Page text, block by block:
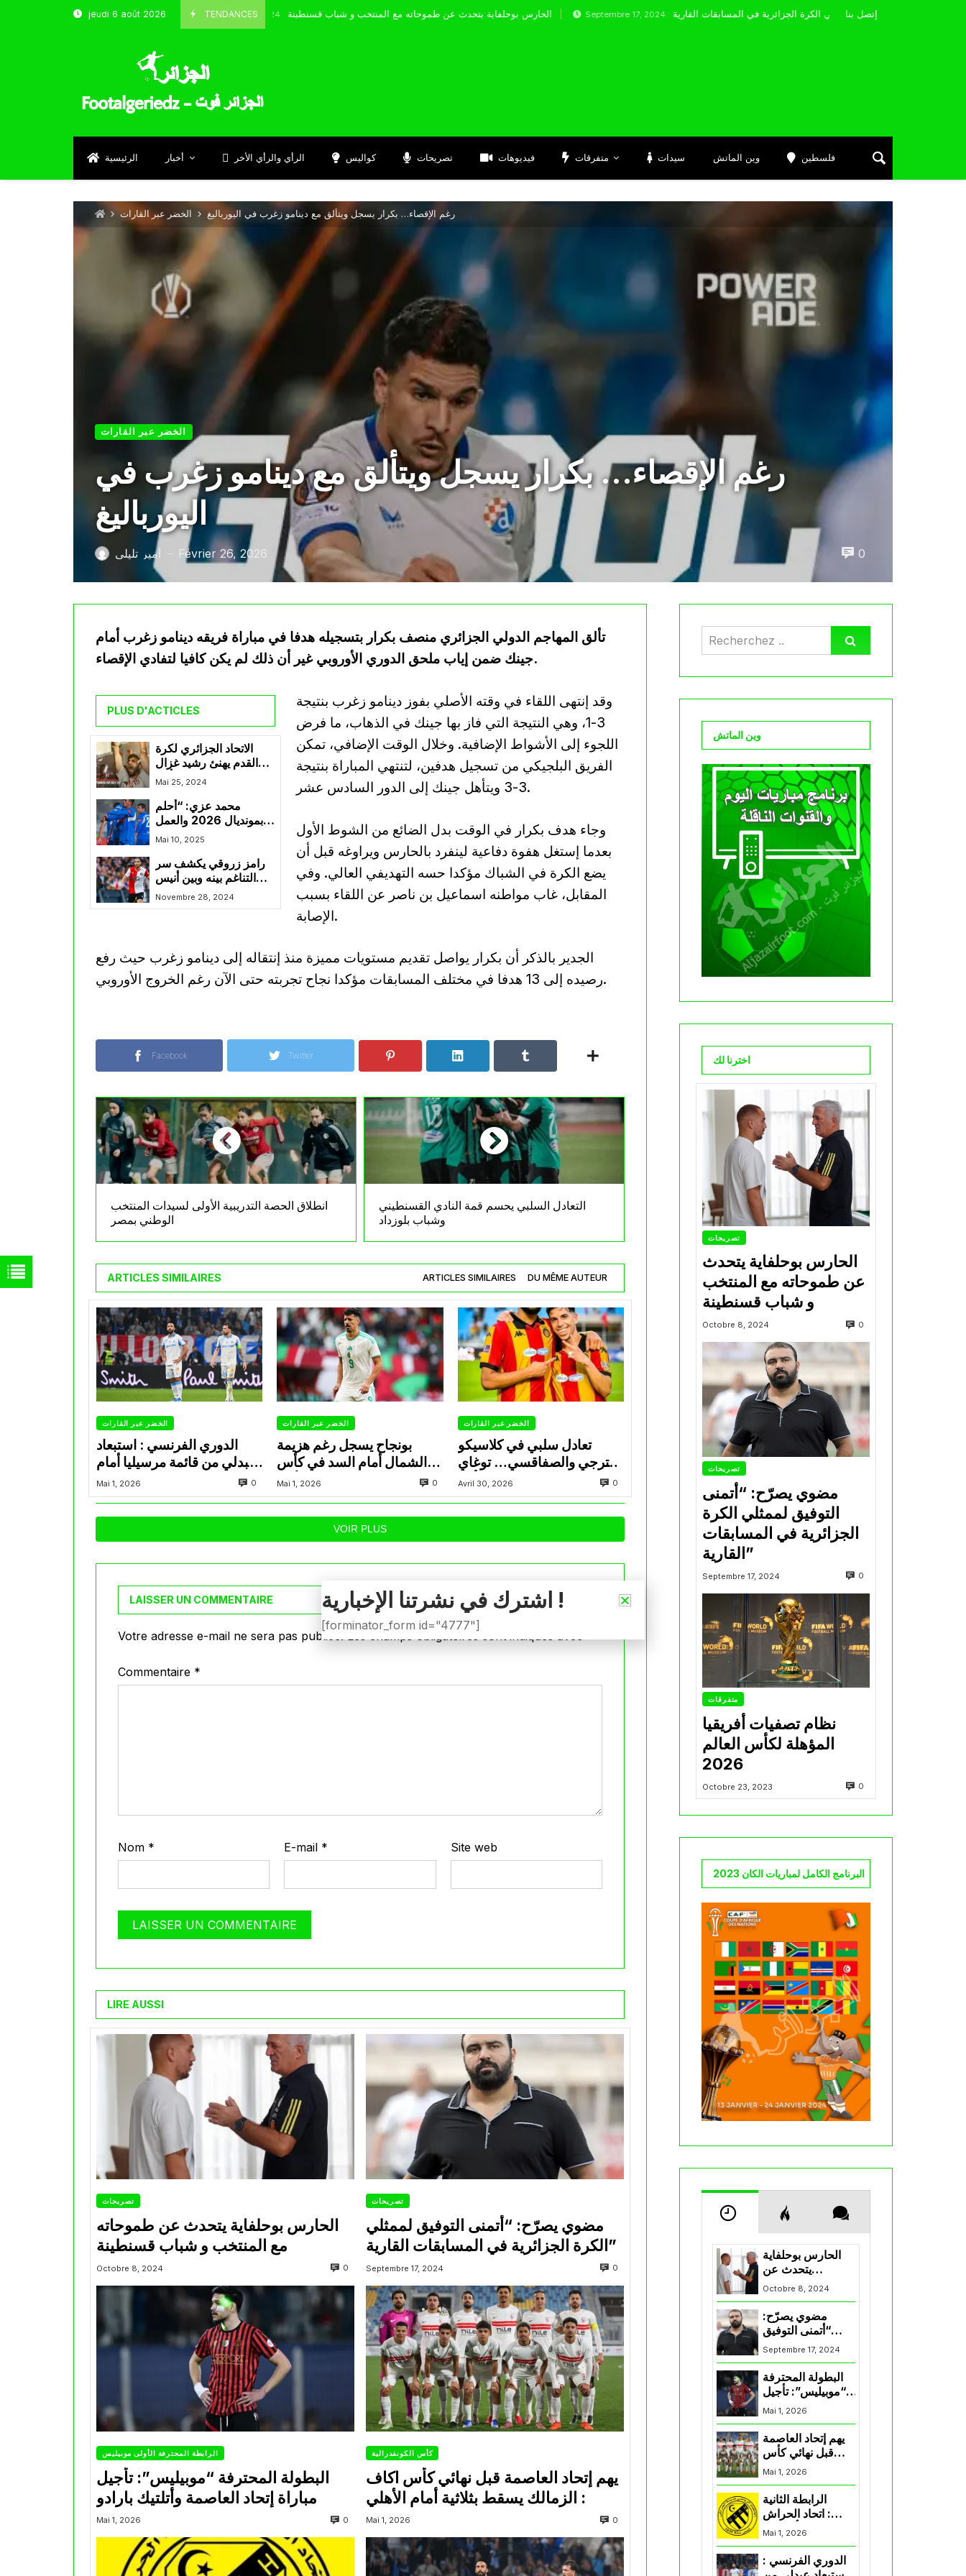
jeudi 6 août 2026 TENDANCES
Octobre 8, 2024 الحارس بوحلفاية يتحدث عن طموحاته مع المنتخب و شباب قسنطينة Septembre 17, 2024 إتصل بنا
الرئيسية أخبار الرأي والرأي الأخر كواليس تصريحات فيديوهات متفرقات سيدات وين الماتش فلسطين
الخضر عبر القارات رغم الإقصاء… بكرار يسجل ويتألق مع دينامو زغرب في اليورباليغ
الخضر عبر القارات
رغم الإقصاء… بكرار يسجل ويتألق مع دينامو زغرب في
اليورباليغ
أمير تليلي — Février 26, 2026 0
تألق المهاجم الدولي الجزائري منصف بكرار بتسجيله هدفا في مباراة فريقه دينامو زغرب أمام
جينك ضمن إياب ملحق الدوري الأوروبي غير أن ذلك لم يكن كافيا لتفادي الإقصاء.
PLUS D'ACTICLES
الاتحاد الجزائري لكرة
القدم يهنئ رشيد غزال
بمناسبة تتويجه بكأس
Mai 25, 2024
محمد عزي: “أحلم
بمونديال 2026 والعمل
في روسيا طريق
Mai 10, 2025
رامز زروقي يكشف سر
التناغم بينه وبين أنيس
حاج موسى في فينورد
Novembre 28, 2024
وقد إنتهى اللقاء في وقته الأصلي بفوز دينامو زغرب بنتيجة
3-1، وهي النتيجة التي فاز بها جينك في الذهاب، ما فرض
اللجوء إلى الأشواط الإضافية. وخلال الوقت الإضافي، تمكن
الفريق البلجيكي من تسجيل هدفين، لتنتهي المباراة بنتيجة
3-3 ويتأهل جينك إلى الدور السادس عشر.
وجاء هدف بكرار في الوقت بدل الضائع من الشوط الأول
بعدما إستغل هفوة دفاعية لينفرد بالحارس ويراوغه قبل أن
يضع الكرة في الشباك مؤكدا حسه التهديفي العالي. وفي
المقابل، غاب مواطنه اسماعيل بن ناصر عن اللقاء بسبب
الإصابة.
الجدير بالذكر أن بكرار يواصل تقديم مستويات مميزة منذ إنتقاله إلى دينامو زغرب حيث رفع
رصيده إلى 13 هدفا في مختلف المسابقات مؤكدا نجاح تجربته حتى الآن رغم الخروج الأوروبي.
Facebook Twitter
انطلاق الحصة التدريبية الأولى لسيدات المنتخب
الوطني بمصر
التعادل السلبي يحسم قمة النادي القسنطيني
وشباب بلوزداد
ARTICLES SIMILAIRES ARTICLES SIMILAIRES DU MÊME AUTEUR
الخضر عبر القارات
الدوري الفرنسي : استبعاد
عبدلي من قائمة مرسيليا أمام
نانت
Mai 1, 2026 0
الخضر عبر القارات
بونجاح يسجل رغم هزيمة
الشمال أمام السد في كأس
الأمير
Mai 1, 2026 0
الخضر عبر القارات
تعادل سلبي في كلاسيكو
الترجي والصفاقسي… توغاي
يهدر ركلة جزاء وبوعالية يتألق
Avril 30, 2026 0
VOIR PLUS
LAISSER UN COMMENTAIRE
Votre adresse e-mail ne sera pas publiée. Les champs obligatoires sont indiqués avec
Commentaire *
Nom * E-mail * Site web
LIRE AUSSI
تصريحات
الحارس بوحلفاية يتحدث عن طموحاته
مع المنتخب و شباب قسنطينة
Octobre 8, 2024 0
تصريحات
مضوي يصرّح: “أتمنى التوفيق لممثلي
الكرة الجزائرية في المسابقات القارية”
Septembre 17, 2024 0
الرابطة المحترفة الأولى موبيليس
البطولة المحترفة “موبيليس”: تأجيل
مباراة إتحاد العاصمة وأتلتيك بارادو
Mai 1, 2026 0
كأس الكونفدرالية
يهم إتحاد العاصمة قبل نهائي كأس اكاف
Mai 1, 2026 0
وين الماتش
اخترنا لك
تصريحات
الحارس بوحلفاية يتحدث
عن طموحاته مع المنتخب
و شباب قسنطينة
Octobre 8, 2024 0
تصريحات
مضوي يصرّح: “أتمنى
التوفيق لممثلي الكرة
الجزائرية في المسابقات
القارية”
Septembre 17, 2024 0
متفرقات
نظام تصفيات أفريقيا
المؤهلة لكأس العالم
2026
Octobre 23, 2023 0
البرنامج الكامل لمباريات الكان 2023
الحارس بوحلفاية
يتحدث عن
طموحاته مع
المنتخب و شباب
قسنطينة
Octobre 8, 2024
مضوي يصرّح:
“أتمنى التوفيق
لممثلي الكرة
الجزائرية في
Septembre 17, 2024
البطولة المحترفة
“موبيليس”: تأجيل
مباراة إتحاد
العاصمة وأتلتيك
بارادو
Mai 1, 2026
يهم إتحاد العاصمة
قبل نهائي كأس
اكاف : الزمالك
يسقط بثلاثية أمام
Mai 1, 2026
الرابطة الثانية
: اتحاد الحراش
يحسم التأهل إلى
“البلاي أوف”
Mai 1, 2026
الدوري الفرنسي :
اشترك في نشرتنا الإخبارية !
[forminator_form id="4777"]